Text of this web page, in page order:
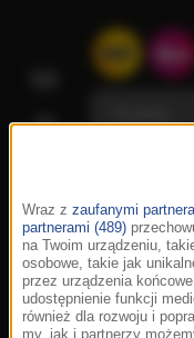
Wraz z zaufanymi
partnerami (489)
na Twoim urządzeniu,
osobowe, takie jak
przez urządzenia
udostępnienie funkcji
również dla rozwoju i
my, jak i partnerzy